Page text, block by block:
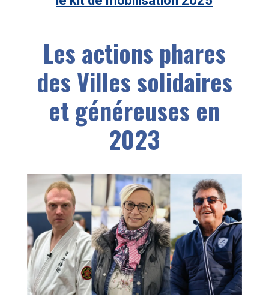
Les actions phares
des Villes solidaires
et généreuses en
2023